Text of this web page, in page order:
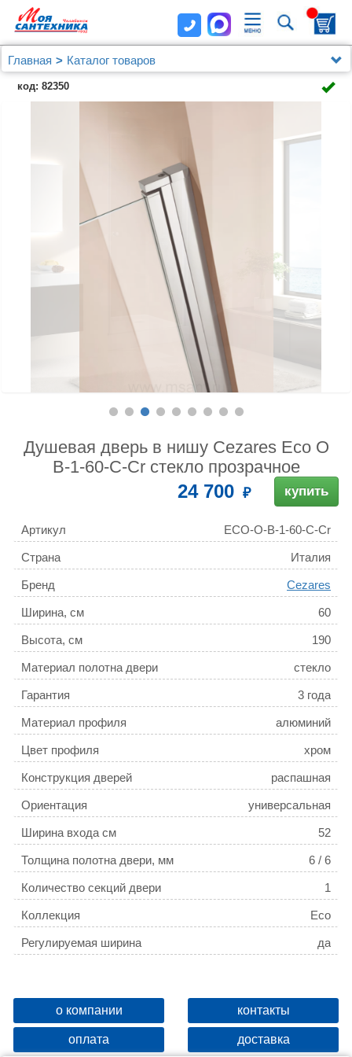
Главная
Каталог товаров
Душевые уголки, ограждения, поддоны
Душевые уголки (ограждения), шторки, двери и поддоны
Душевая дверь в нишу Cezares Eco O B-1-60-C-Cr
код: 82350
Душевая дверь в нишу Cezares Eco O
B-1-60-C-Cr стекло прозрачное
24 700 купить
Артикул ECO-O-B-1-60-C-Cr
Страна Италия
Бренд Cezares
Ширина, см 60
Высота, см 190
Материал полотна двери стекло
Гарантия 3 года
Материал профиля алюминий
Цвет профиля хром
Конструкция дверей распашная
Ориентация универсальная
Ширина входа см 52
Толщина полотна двери, мм 6 / 6
Количество секций двери 1
Коллекция Eco
Регулируемая ширина да
о компании контакты
оплата доставка